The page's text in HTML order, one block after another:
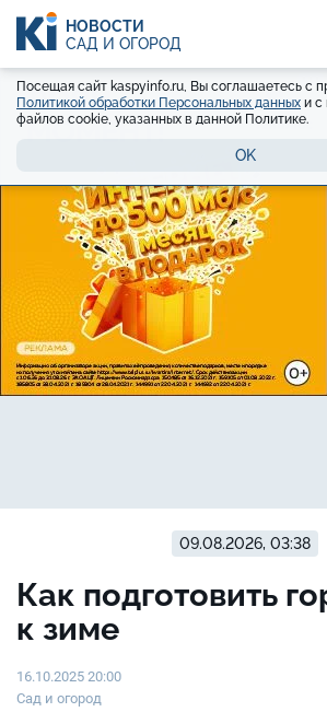
НОВОСТИ
САД И ОГОРОД
Посещая сайт kaspyinfo.ru, Вы соглашаетесь с
Политикой обработки Персональных данных и с
файлов cookie, указанных в данной Политике.
OK
09.08.2026, 03:38
Как подготовить
к зиме
16.10.2025 20:00
Сад и огород